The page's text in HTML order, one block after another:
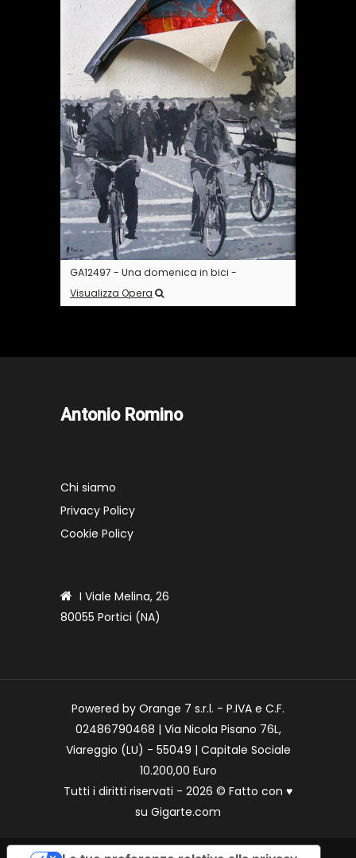
GA12497 - Una domenica in bici -
Visualizza Opera
Antonio Romino
Chi siamo
Privacy Policy
Cookie Policy
I Viale Melina, 26
80055 Portici (NA)
Powered by Orange 7 s.r.l. - P.IVA e C.F.
02486790468 | Via Nicola Pisano 76L,
Viareggio (LU) - 55049 | Capitale Sociale
10.200,00 Euro
Tutti i diritti riservati - 2026 © Fatto con ♥
su Gigarte.com